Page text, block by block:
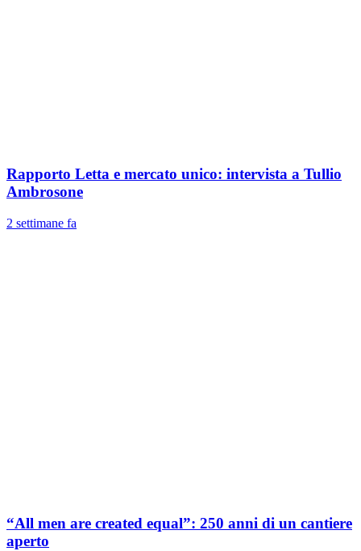
Rapporto Letta e mercato unico: intervista a Tullio
Ambrosone
2 settimane fa
“All men are created equal”: 250 anni di un cantiere
aperto